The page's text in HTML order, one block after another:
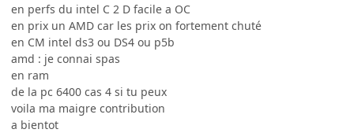
en perfs du intel C 2 D facile a OC
en prix un AMD car les prix on fortement chuté
en CM intel ds3 ou DS4 ou p5b
amd : je connai spas
en ram
de la pc 6400 cas 4 si tu peux
voila ma maigre contribution
a bientot